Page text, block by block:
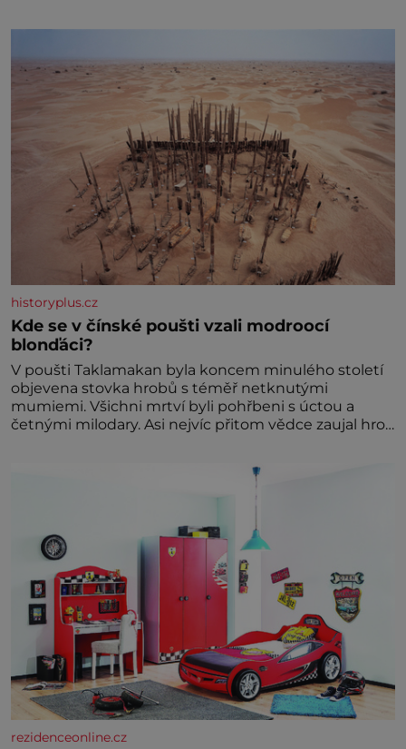
historyplus.cz
Kde se v čínské poušti vzali modroocí
blonďáci?
V poušti Taklamakan byla koncem minulého století
objevena stovka hrobů s téměř netknutými
mumiemi. Všichni mrtví byli pohřbeni s úctou a
četnými milodary. Asi nejvíc přitom vědce zaujal hrob
dávných lidí nesmírně dobře zachovalá, přičítají
odborníci zdejším klimatickým podmínkám. Sucho,
rezidenceonline.cz